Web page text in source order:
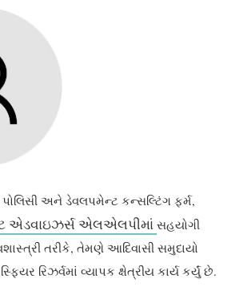
અને ડેવલપમેન્ટ કન્સલ્ટિંગ ફર્મ,
એડવાઇઝર્સ એલએલપીમાંસહયોગી
તરીકે, તેમણે આદિવાસી સમુદાયો
રિઝર્વમાં વ્યાપક ક્ષેત્રીય કાર્ય કર્યું છે.